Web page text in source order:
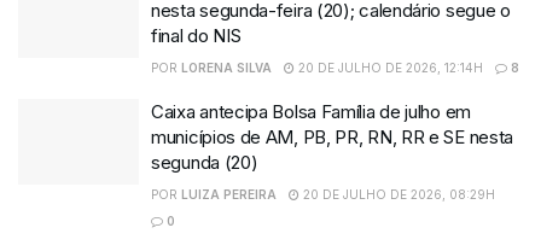
nesta segunda-feira (20); calendário segue o
final do NIS
POR LORENA SILVA 20 DE JULHO DE 2026, 12:14H 8
Caixa antecipa Bolsa Família de julho em
municípios de AM, PB, PR, RN, RR e SE nesta
segunda (20)
POR LUIZA PEREIRA
20 DE JULHO DE 2026, 08:29H
0